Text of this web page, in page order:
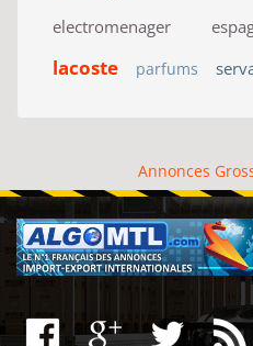
electromenager
lacoste parfums
Annonces